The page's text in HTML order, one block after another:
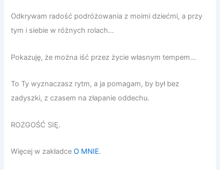
Odkrywam radość podróżowania z moimi dziećmi, a przy
tym i siebie w różnych rolach…
Pokazuję, że można iść przez życie własnym tempem…
To Ty wyznaczasz rytm, a ja pomagam, by był bez
zadyszki, z czasem na złapanie oddechu.
ROZGOŚĆ SIĘ.
Więcej w zakładceO MNIE.